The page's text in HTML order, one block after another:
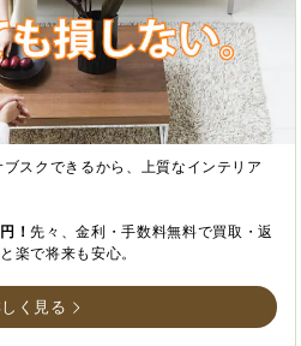
スクできるから、上質なインテリア
！先々、金利・手数料無料で買取・返
楽で将来も安心。
く見る